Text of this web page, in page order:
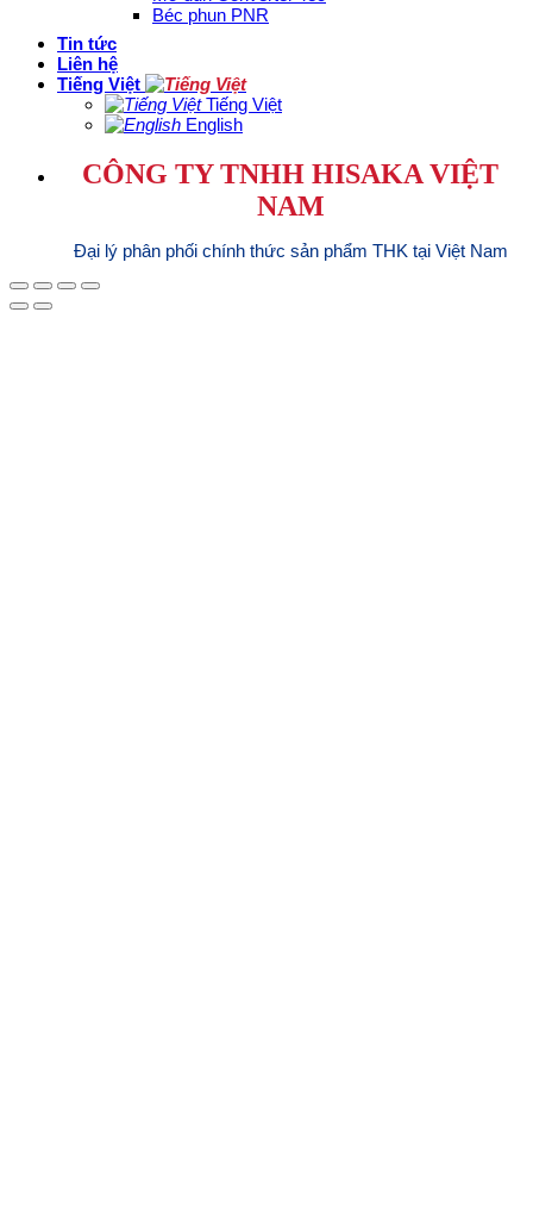
Béc phun PNR
Tin tức
Liên hệ
Tiếng Việt
Tiếng Việt
English
CÔNG TY TNHH HISAKA VIỆT
NAM
Đại lý phân phối chính thức sản phẩm THK tại Việt Nam